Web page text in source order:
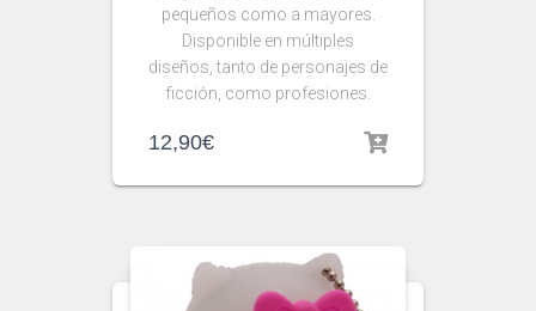
pequeños como a mayores.
Disponible en múltiples
diseños, tanto de personajes de
ficción, como profesiones.
12,90€